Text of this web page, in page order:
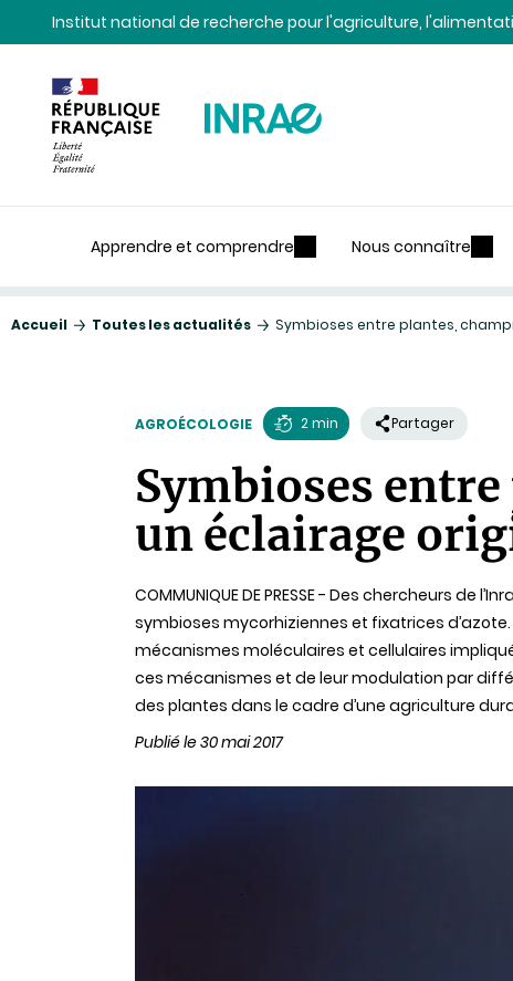
Contenu
Recherche
NavigationInstitut national de recherche pour l'agriculture,
Apprendre et comprendre Nous connaître
Accueil Toutes les actualités Symbioses entre plantes,
AGROÉCOLOGIE
de
2 min Partager
Symbioses
un éclairage
COMMUNIQUE DE PRESSE - Des chercheurs de
symbioses mycorhiziennes et fixatrices
mécanismes moléculaires et cellulaires
ces mécanismes et de leur modulation par
des plantes dans le cadre d’une agriculture
Publié le 30 mai 2017